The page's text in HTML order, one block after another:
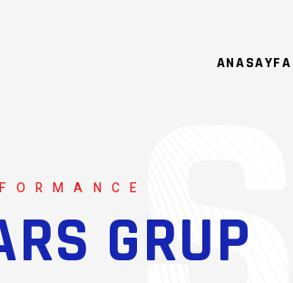
ANASAYFA
GRUP